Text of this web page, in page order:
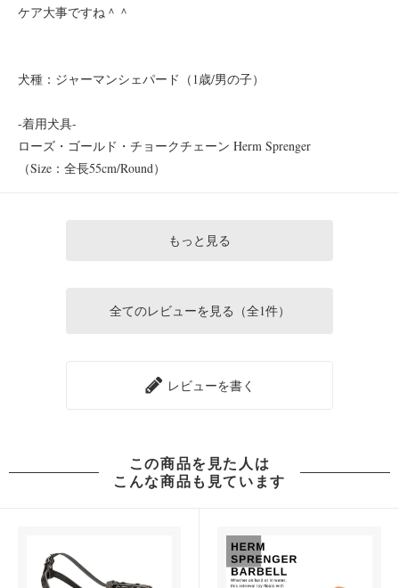
ケア大事ですね＾＾
犬種：ジャーマンシェパード（1歳/男の子）
-着用犬具-
ローズ・ゴールド・チョークチェーン Herm Sprenger
（Size：全長55cm/Round）
もっと見る
全てのレビューを見る（全1件）
レビューを書く
この商品を見た人は
こんな商品も見ています